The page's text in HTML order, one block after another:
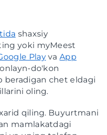
shaxsiy
yoki myMeest
PlayvaApp
do'kon
beradigan chet eldagi
oling.
qiling. Buyurtmani
mamlakatdagi